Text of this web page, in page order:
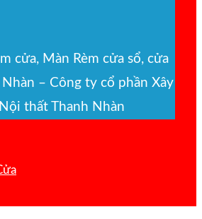
cửa, Màn Rèm cửa sổ, cửa
– Công ty cổ phần Xây
thất Thanh Nhàn